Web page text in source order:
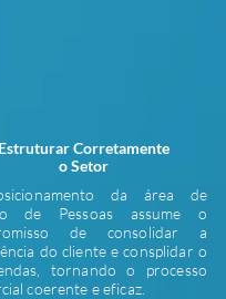
Estruturar Corretamente
o Setor
da área de
de Pessoas assume o
de consolidar a
do cliente e consplidar o
tornando o processo
coerente e eficaz.